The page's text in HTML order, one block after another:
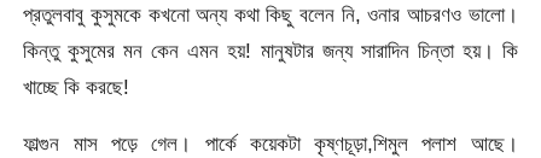
প্রতুলবাবু কুসুমকে কখনো অন্য কথা কিছু বলেন নি, ওনার আচরণও ভালো।
কিন্তু কুসুমের মন কেন এমন হয়! মানুষটার জন্য সারাদিন চিন্তা হয়। কি
খাচ্ছে কি করছে!
ফাল্গুন মাস পড়ে গেল। পার্কে কয়েকটা কৃষ্ণচূড়া,শিমুল পলাশ আছে।